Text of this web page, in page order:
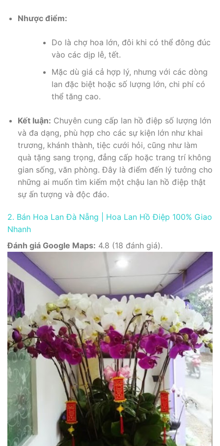
Nhược điểm:
Do là chợ hoa lớn, đôi khi có thể đông đúc
vào các dịp lễ, tết.
Mặc dù giá cả hợp lý, nhưng với các dòng
lan đặc biệt hoặc số lượng lớn, chi phí có
thể tăng cao.
Kết luận: Chuyên cung cấp lan hồ điệp số lượng lớn
và đa dạng, phù hợp cho các sự kiện lớn như khai
trương, khánh thành, tiệc cưới hỏi, cũng như làm
quà tặng sang trọng, đẳng cấp hoặc trang trí không
gian sống, văn phòng. Đây là điểm đến lý tưởng cho
những ai muốn tìm kiếm một chậu lan hồ điệp thật
sự ấn tượng và độc đáo.
2. Bán Hoa Lan Đà Nẵng | Hoa Lan Hồ Điệp 100% Giao
Nhanh
Đánh giá Google Maps: 4.8 (18 đánh giá).